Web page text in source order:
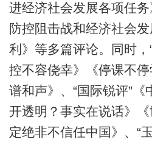
进经济社会发展各项任
防控阻击战和经济社会
利》等多篇评论。同时，
控不容侥幸》《停课不停
谱和声》、“国际锐评”
开透明？事实在说话》
定绝非不信任中国》、“